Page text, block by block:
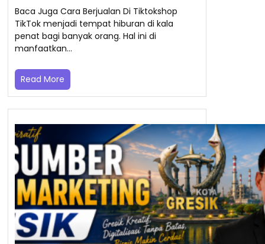
Baca Juga Cara Berjualan Di Tiktokshop
TikTok menjadi tempat hiburan di kala
penat bagi banyak orang. Hal ini di
manfaatkan…
Read More